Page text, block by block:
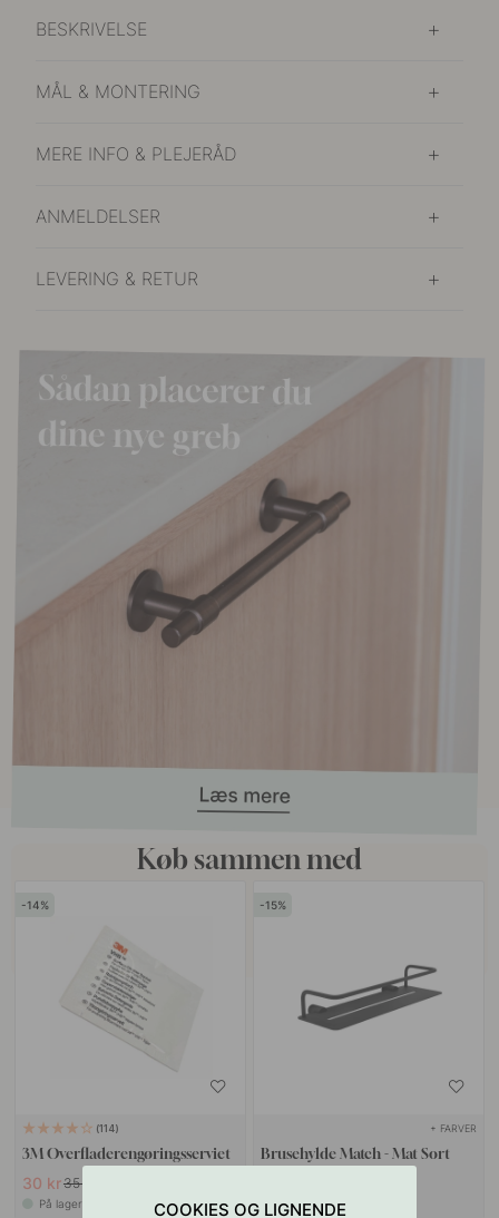
BESKRIVELSE
MÅL & MONTERING
MERE INFO & PLEJERÅD
ANMELDELSER
LEVERING & RETUR
Køb sammen med
14
114
3M Overfladerengøringsserviet
30 kr35 kr
På lager
15
+ FARVER
Brusehylde Match - Mat Sort
På lager
COOKIES OG LIGNENDE